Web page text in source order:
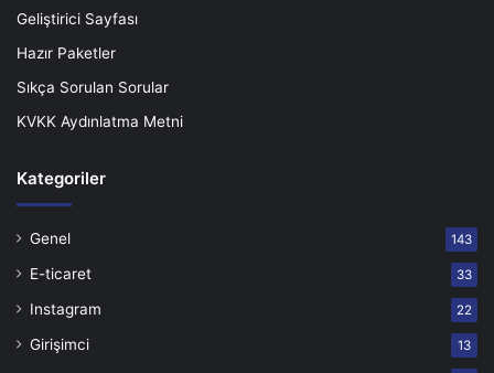
Geliştirici Sayfası
Hazır Paketler
Sıkça Sorulan Sorular
KVKK Aydınlatma Metni
Kategoriler
Genel 143
E-ticaret 33
Instagram 22
Girişimci 13